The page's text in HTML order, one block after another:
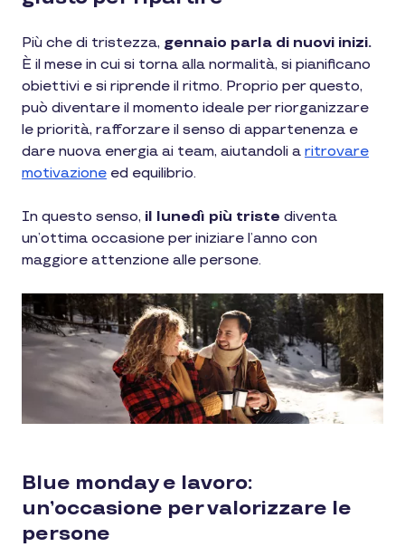
Più che di tristezza, gennaio parla di nuovi inizi.
È il mese in cui si torna alla normalità, si pianificano
obiettivi e si riprende il ritmo. Proprio per questo,
può diventare il momento ideale per riorganizzare
le priorità, rafforzare il senso di appartenenza e
dare nuova energia ai team, aiutandoli a ritrovare
motivazione ed equilibrio.
In questo senso, il lunedì più triste diventa
un’ottima occasione per iniziare l’anno con
maggiore attenzione alle persone.
Blue monday e lavoro:
un’occasione per valorizzare le
persone